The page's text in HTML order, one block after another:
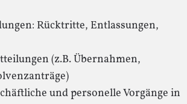
Rücktritte, Entlassungen,
(z.B. Übernahmen,
und personelle Vorgänge in